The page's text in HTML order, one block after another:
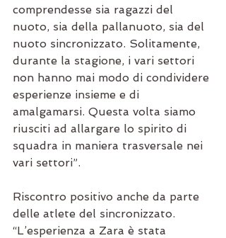
comprendesse sia ragazzi del
nuoto, sia della pallanuoto, sia del
nuoto sincronizzato. Solitamente,
durante la stagione, i vari settori
non hanno mai modo di condividere
esperienze insieme e di
amalgamarsi. Questa volta siamo
riusciti ad allargare lo spirito di
squadra in maniera trasversale nei
vari settori”.
Riscontro positivo anche da parte
delle atlete del sincronizzato.
“L’esperienza a Zara è stata